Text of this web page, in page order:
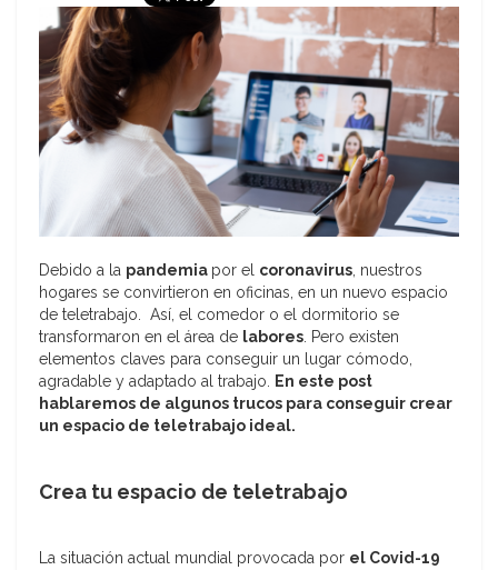
Debido a la pandemia por el coronavirus, nuestros
hogares se convirtieron en oficinas, en un nuevo espacio
de teletrabajo. Así, el comedor o el dormitorio se
transformaron en el área de labores. Pero existen
elementos claves para conseguir un lugar cómodo,
agradable y adaptado al trabajo. En este post
hablaremos de algunos trucos para conseguir crear
un espacio de teletrabajo ideal.
Crea tu espacio de teletrabajo
La situación actual mundial provocada por el Covid-19